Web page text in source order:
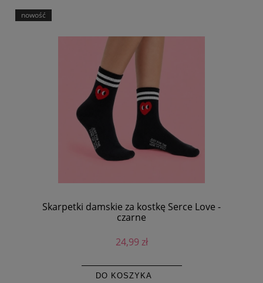
Skarpetki damskie za kostkę Serce Love -
czarne
24,99 zł
DO KOSZYKA
nowość